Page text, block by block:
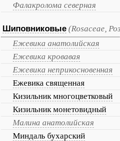
Фалакролома северная
Шиповниковые (Rosaceae,
Ежевика анатолийская
Ежевика кровавая
Ежевика неприкосновенная
Ежевика священная
Кизильник многоцветковый
Кизильник монетовидный
Малина анатолийская
Миндаль бухарский